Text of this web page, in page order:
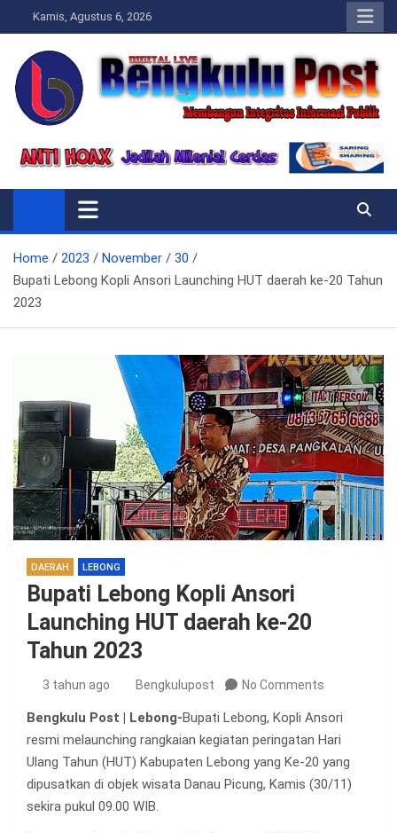
to
content
Kamis, Agustus 6, 2026
Bengkulupost.id
Home 2023 November
30
Bupati Lebong Kopli Ansori Launching HUT daerah ke-20 Tahun
2023
DAERAH LEBONG
Bupati Lebong Kopli Ansori
Launching HUT daerah ke-20
Tahun 2023
3 tahun ago Bengkulupost No Comments
Bengkulu Post | Lebong-Bupati Lebong, Kopli Ansori
resmi melaunching rangkaian kegiatan peringatan Hari
Ulang Tahun (HUT) Kabupaten Lebong yang Ke-20 yang
dipusatkan di objek wisata Danau Picung, Kamis (30/11)
sekira pukul 09.00 WIB.